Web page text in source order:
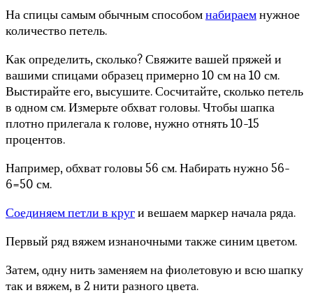
На спицы самым обычным способомнабираемнужное
количество петель.
Как определить, сколько? Свяжите вашей пряжей и
вашими спицами образец примерно 10 см на 10 см.
Выстирайте его, высушите. Сосчитайте, сколько петель
в одном см. Измерьте обхват головы. Чтобы шапка
плотно прилегала к голове, нужно отнять 10-15
процентов.
Например, обхват головы 56 см. Набирать нужно 56-
6=50 см.
Соединяем петли в круги вешаем маркер начала ряда.
Первый ряд вяжем изнаночными также синим цветом.
Затем, одну нить заменяем на фиолетовую и всю шапку
так и вяжем, в 2 нити разного цвета.